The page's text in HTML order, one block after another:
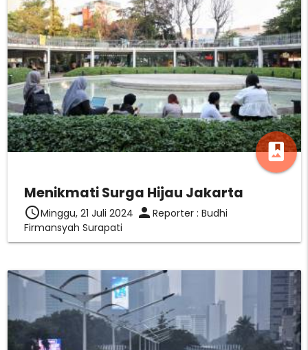
photo_album
Menikmati Surga Hijau Jakarta
access_timeMinggu, 21 Juli 2024 person Reporter : Budhi
Firmansyah Surapati